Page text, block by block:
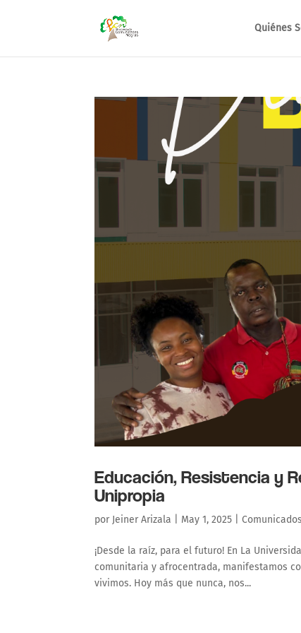
Quiénes
Educación, Resistencia y
Unipropia
por Jeiner Arizala May 1, 2025 |Comunicados
¡Desde la raíz, para el futuro! En La
comunitaria y afrocentrada, manifestamos
vivimos. Hoy más que nunca, nos...